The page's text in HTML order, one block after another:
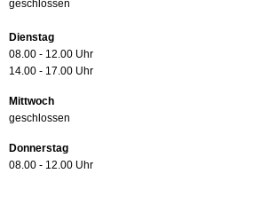
geschlossen
Dienstag
08.00 - 12.00 Uhr
14.00 - 17.00 Uhr
Mittwoch
geschlossen
Donnerstag
08.00 - 12.00 Uhr